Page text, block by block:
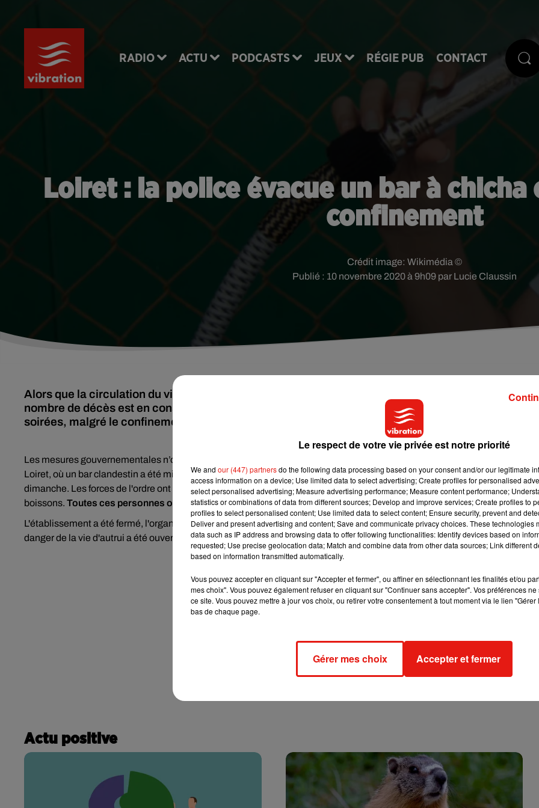
RADIO ACTU PODCASTS JEUX RÉGIE PUB CONTACT
Loiret : la police évacue un bar à
confinement
Publié : 10 novembre 2020 à 9h09 par Lucie Claussin
Crédit image: Wikimédia ©
Alors que la circulation du virus du Covid-19 reste très active dans la métropole d'Orléans et que
nombre de décès est en constante augmentation, certains n'hésitent pas à continuer de sortir en
soirées, malgré le confinement.
Les mesures gouvernementales n’ont pas suffi à décourager certains dirigeants et consommateurs. C’est le cas dans le
Loiret, où un bar clandestin a été mis au jour par la police à Saint-Jean-le-Blanc le week-end dernier dans la nuit de samedi
dimanche. Les forces de l'ordre ont découvert 22 personnes en train de fumer la chicha et de consommer des
boissons. Toutes ces personnes ont été verbalisées pour non-respect du confinement et du port du masque.
L'établissement a été fermé, l'organisateur de la soirée va faire l'objet de poursuites judiciaires. Une procédure pour mise
danger de la vie d'autrui a été ouverte à l'encontre du tenancier.
Actu positive
Le respect de votre vie privée est notre priorité
We and our (447) partnersdo the following data processing based on your consent and/or our legitimate
access information on a device; Use limited data to select advertising; Create profiles for personalised
select personalised advertising; Measure advertising performance; Measure content performance;
statistics or combinations of data from different sources; Develop and improve services; Create profiles to
profiles to select personalised content; Use limited data to select content; Ensure security, prevent and
Deliver and present advertising and content; Save and communicate privacy choices. These technologies
data such as IP address and browsing data to offer following functionalities: Identify devices based on
requested; Use precise geolocation data; Match and combine data from other data sources; Link different
based on information transmitted automatically.
Vous pouvez accepter en cliquant sur "Accepter et fermer", ou affiner en sélectionnant les finalités et/ou
mes choix". Vous pouvez également refuser en cliquant sur "Continuer sans accepter". Vos préférences
ce site. Vous pouvez mettre à jour vos choix, ou retirer votre consentement à tout moment via le lien
bas de chaque page.
Gérer mes choix Accepter et fermer